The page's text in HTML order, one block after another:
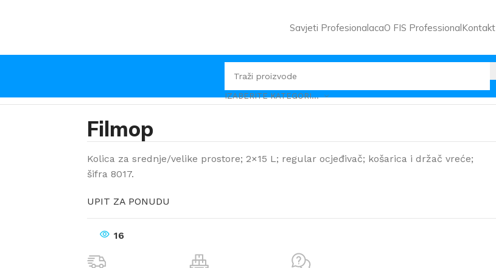
Savjeti ProfesionalacaO FIS ProfessionalKontakt
IZABERITE KATEGORIJU
Filmop
Kolica za srednje/velike prostore; 2×15 L; regular ocjeđivač; košarica i držač vreće;
šifra 8017.
UPIT ZA PONUDU
16